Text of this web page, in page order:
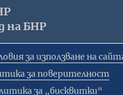
на БНР
за използване на
за поверителност
за „бисквитки“